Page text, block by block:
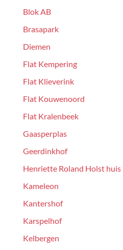
Blok AB
Brasapark
Diemen
Flat Kempering
Flat Klieverink
Flat Kouwenoord
Flat Kralenbeek
Gaasperplas
Geerdinkhof
Henriette Roland Holst huis
Kameleon
Kantershof
Karspelhof
Kelbergen